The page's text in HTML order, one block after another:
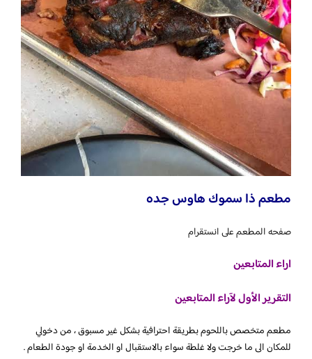
مطعم ذا سموك هاوس جده
صفحه المطعم على انستقرام
اراء المتابعين
التقرير الأول لآراء المتابعين
مطعم متخصص باللحوم بطريقة احترافية بشكل غير مسبوق ، من دخولي
للمكان الى ما خرجت ولا غلطة سواء بالاستقبال او الخدمة او جودة الطعام .